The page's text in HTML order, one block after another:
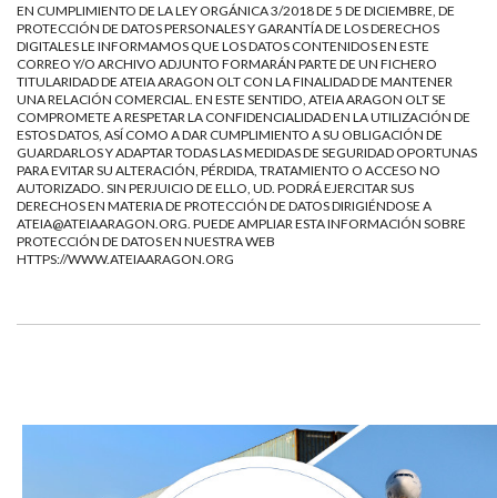
EN CUMPLIMIENTO DE LA LEY ORGÁNICA 3/2018 DE 5 DE DICIEMBRE, DE
PROTECCIÓN DE DATOS PERSONALES Y GARANTÍA DE LOS DERECHOS
DIGITALES LE INFORMAMOS QUE LOS DATOS CONTENIDOS EN ESTE
CORREO Y/O ARCHIVO ADJUNTO FORMARÁN PARTE DE UN FICHERO
TITULARIDAD DE ATEIA ARAGON OLT CON LA FINALIDAD DE MANTENER
UNA RELACIÓN COMERCIAL. EN ESTE SENTIDO, ATEIA ARAGON OLT SE
COMPROMETE A RESPETAR LA CONFIDENCIALIDAD EN LA UTILIZACIÓN DE
ESTOS DATOS, ASÍ COMO A DAR CUMPLIMIENTO A SU OBLIGACIÓN DE
GUARDARLOS Y ADAPTAR TODAS LAS MEDIDAS DE SEGURIDAD OPORTUNAS
PARA EVITAR SU ALTERACIÓN, PÉRDIDA, TRATAMIENTO O ACCESO NO
AUTORIZADO. SIN PERJUICIO DE ELLO, UD. PODRÁ EJERCITAR SUS
DERECHOS EN MATERIA DE PROTECCIÓN DE DATOS DIRIGIÉNDOSE A
ATEIA@ATEIAARAGON.ORG . PUEDE AMPLIAR ESTA INFORMACIÓN SOBRE
PROTECCIÓN DE DATOS EN NUESTRA WEB
HTTPS://WWW.ATEIAARAGON.ORG